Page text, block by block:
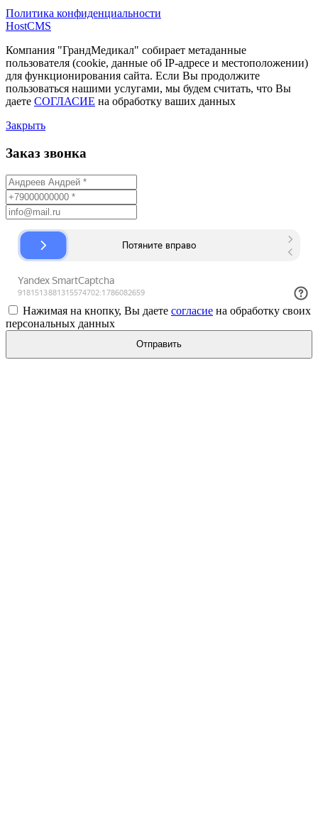
Политика конфиденциальности
HostCMS
Компания "ГрандМедикал" собирает метаданные
пользователя (cookie, данные об IP-адресе и местоположении)
для функционирования сайта. Если Вы продолжите
пользоваться нашими услугами, мы будем считать, что Вы
даете СОГЛАСИЕ на обработку ваших данных
Закрыть
Заказ звонка
Нажимая на кнопку, Вы даете согласие на обработку своих
персональных данных
Отправить